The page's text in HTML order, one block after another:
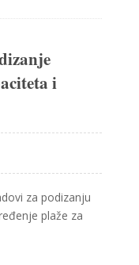
i
za podizanju
plaže za